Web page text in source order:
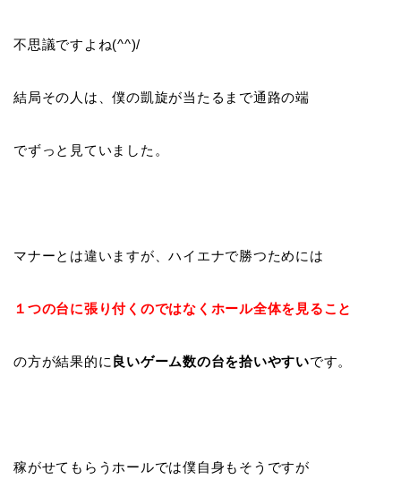
不思議ですよね(^^)/
結局その人は、僕の凱旋が当たるまで通路の端
でずっと見ていました。
マナーとは違いますが、ハイエナで勝つためには
１つの台に張り付くのではなくホール全体を見ること
の方が結果的に 良いゲーム数の台を拾いやすいです。
稼がせてもらうホールでは僕自身もそうですが